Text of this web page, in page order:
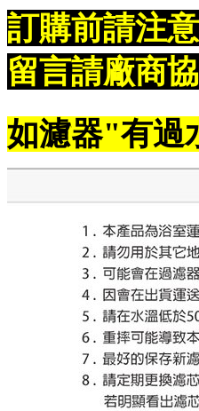
訂購前請注
留言請廠商
如濾器"有過